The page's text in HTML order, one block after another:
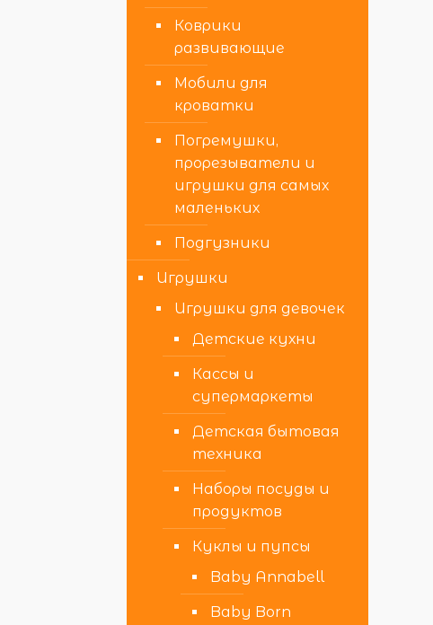
Коврики
развивающие
Мобили для
кроватки
Погремушки,
прорезыватели и
игрушки для самых
маленьких
Подгузники
Игрушки
Игрушки для девочек
Детские кухни
Кассы и
супермаркеты
Детская бытовая
техника
Наборы посуды и
продуктов
Куклы и пупсы
Baby Annabell
Baby Born